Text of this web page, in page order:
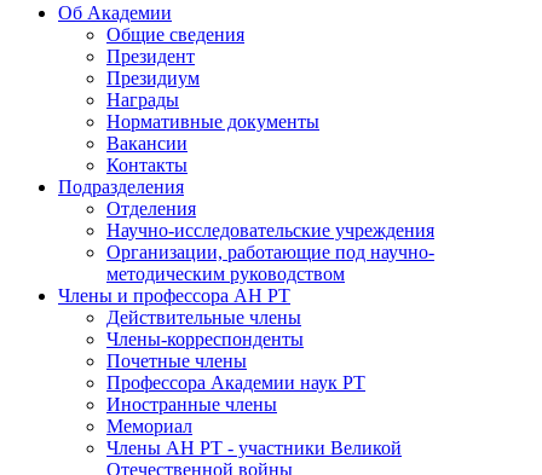
Об Академии
Общие сведения
Президент
Президиум
Награды
Нормативные документы
Вакансии
Контакты
Подразделения
Отделения
Научно-исследовательские учреждения
Организации, работающие под научно-
методическим руководством
Члены и профессора АН РТ
Действительные члены
Члены-корреспонденты
Почетные члены
Профессора Академии наук РТ
Иностранные члены
Мемориал
Члены АН РТ - участники Великой
Отечественной войны